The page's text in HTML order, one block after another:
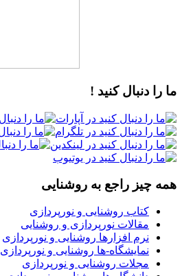
ما را دنبال کنید !
همه چیز راجع به روشنایی
کتاب روشنایی و نورپردازی
مقالات نورپردازی و روشنایی
نرم افزارها روشنایی و نورپردازی
نمایشگاه-ها روشنایی و نورپردازی
مجلات روشنایی و نورپردازی